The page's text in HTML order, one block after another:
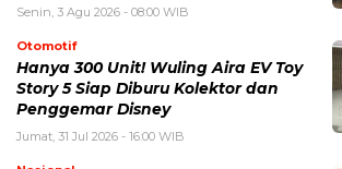
Senin, 3 Agu 2026 - 08:00 WIB
Otomotif
Hanya 300 Unit! Wuling Aira EV Toy
Story 5 Siap Diburu Kolektor dan
Penggemar Disney
Jumat, 31 Jul 2026 - 16:00 WIB